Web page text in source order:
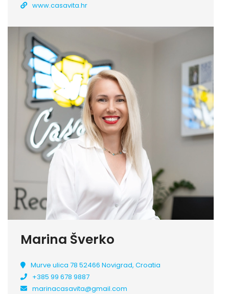
www.casavita.hr
Marina Šverko
Murve ulica 78 52466 Novigrad, Croatia
+385 99 678 9887
marinacasavita@gmail.com